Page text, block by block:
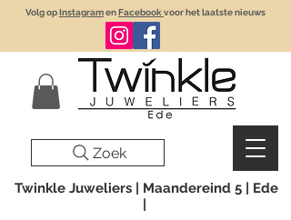
Twinkle Juweliers | Maandereind 5 | Ede
Volg opInstagramenFacebook voor het laatste nieuws
Zoek